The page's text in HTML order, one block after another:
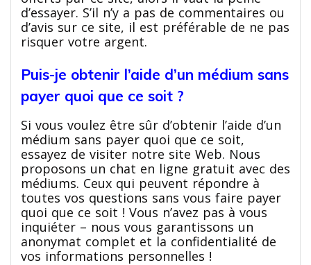
d’essayer. S’il n’y a pas de commentaires ou
d’avis sur ce site, il est préférable de ne pas
risquer votre argent.
Puis-je obtenir l’aide d’un médium sans
payer quoi que ce soit ?
Si vous voulez être sûr d’obtenir l’aide d’un
médium sans payer quoi que ce soit,
essayez de visiter notre site Web. Nous
proposons un chat en ligne gratuit avec des
médiums. Ceux qui peuvent répondre à
toutes vos questions sans vous faire payer
quoi que ce soit ! Vous n’avez pas à vous
inquiéter – nous vous garantissons un
anonymat complet et la confidentialité de
vos informations personnelles !